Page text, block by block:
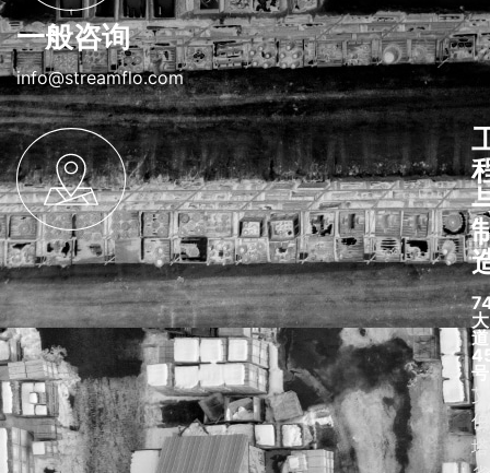
一般咨询
info@streamflo.com
大
道
号
艾
伯
塔